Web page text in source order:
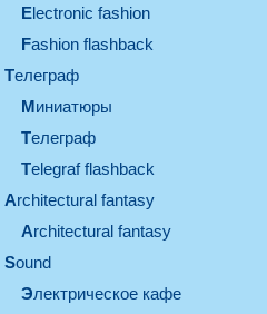
electronic fashion
Fashion flashback
телеграф
миниатюры
телеграф
Telegraf flashback
architectural fantasy
architectural fantasy
sound
электрическое кафе